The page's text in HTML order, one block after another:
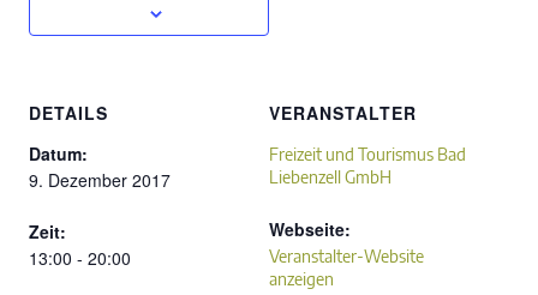
DETAILS
Datum:
9. Dezember 2017
Zeit:
13:00 - 20:00
VERANSTALTER
Freizeit und Tourismus Bad
Liebenzell GmbH
Webseite:
Veranstalter-Website
anzeigen